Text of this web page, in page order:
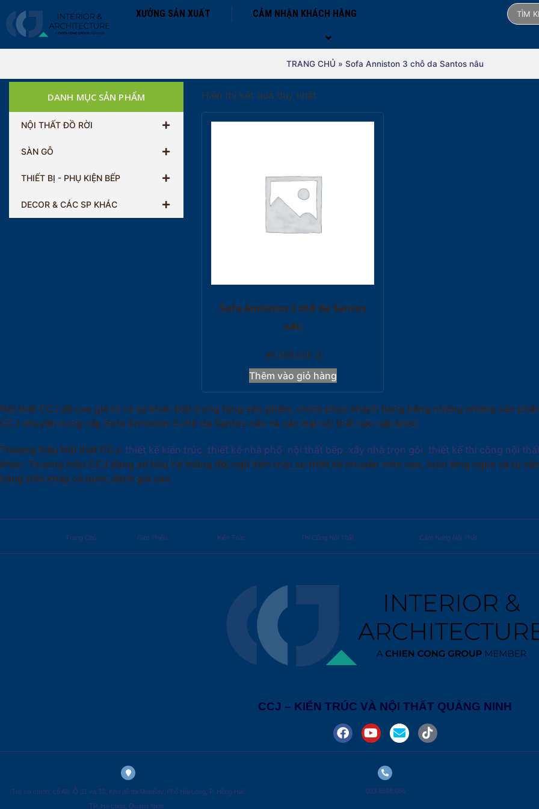
XƯỞNG SẢN XUẤT CẢM NHẬN KHÁCH HÀNG
TRANG CHỦ » Sofa Anniston 3 chỗ da Santos nâu
DANH MỤC SẢN PHẨM
NỘI THẤT ĐỒ RỜI
SÀN GỖ
THIẾT BỊ - PHỤ KIỆN BẾP
DECOR & CÁC SP KHÁC
Hiển thị kết quả duy nhất
Sofa Anniston 3 chỗ da Santos
nâu
40.500.000 ₫
Thêm vào giỏ hàng
Nội thất CCJ đề cao giá trị và sự khác biệt trong từng sản phẩm, chinh phục khách hàng bằng những những sản
CCJ chuyên cung cấp Sofa Anniston 3 chỗ da Santos nâu và các loại nội thất cao cấp khác
Thương hiệu Nội thất CCJ: thiết kế kiến trúc, thiết kế nhà phố, nội thất bếp, xây nhà trọn gói, thiết kế thi công nội
khác. Thương hiệu CCJ đang sở hữu hệ thống đội ngũ kiến trúc sư thiết kế chuyên môn cao, luôn lắng nghe và tư
hàng trên khắp cả nước đánh giá cao.
Trang Chủ Giới Thiệu Kiến Trúc Thi Công Nội Thất Cẩm Nang Nội Thất
CCJ – KIẾN TRÚC VÀ NỘI THẤT QUẢNG NINH
Trụ sở chính: Lô A8, Ô 31 và 32, Khu đô thị MonBay, Phố Hải Long, P. Hồng Hải,
TP. Hạ Long, Quảng Ninh
093.8598.666